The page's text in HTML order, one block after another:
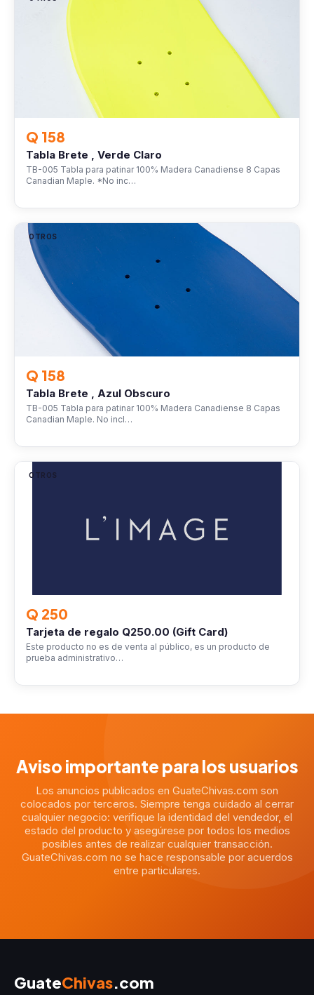
Q 158
Tabla Brete , Verde Claro
TB-005 Tabla para patinar 100% Madera Canadiense 8 Capas
Canadian Maple. *No inc…
OTROS
Q 158
Tabla Brete , Azul Obscuro
TB-005 Tabla para patinar 100% Madera Canadiense 8 Capas
Canadian Maple. No incl…
OTROS
Q 250
Tarjeta de regalo Q250.00 (Gift Card)
Este producto no es de venta al público, es un producto de
prueba administrativo…
Aviso importante para los usuarios
Los anuncios publicados en GuateChivas.com son
colocados por terceros. Siempre tenga cuidado al cerrar
cualquier negocio: verifique la identidad del vendedor, el
estado del producto y asegúrese por todos los medios
posibles antes de realizar cualquier transacción.
GuateChivas.com no se hace responsable por acuerdos
entre particulares.
GuateChivas.com